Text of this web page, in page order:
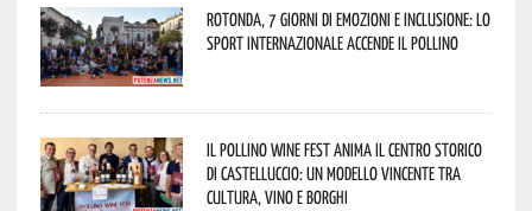
Rotonda, 7 giorni di emozioni e inclusione: lo
sport internazionale accende il Pollino
Il Pollino Wine Fest anima il centro storico
di Castelluccio: un modello vincente tra
cultura, vino e borghi